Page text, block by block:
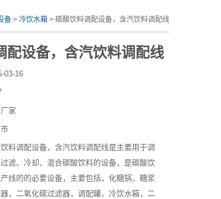
备 > 冷饮水箱 > 碳酸饮料调配设备，含汽饮料调配线
配设备，含汽饮料调配线
03-16
家
料调配设备，含汽饮料调配线是主要用于调
滤、冷却、混合碳酸饮料的设备，是碳酸饮
线的的必要设备，主要包括，化糖锅，糖浆
，二氧化碳过滤器，调配罐，冷饮水箱，二